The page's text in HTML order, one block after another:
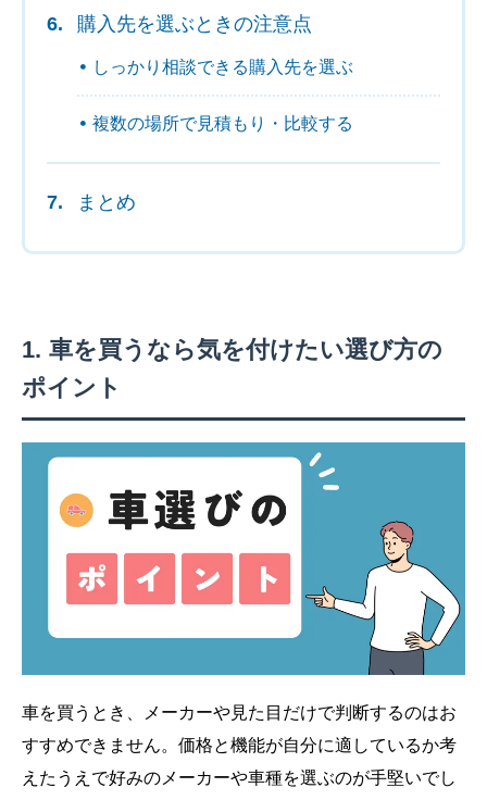
購入先を選ぶときの注意点
しっかり相談できる購入先を選ぶ
複数の場所で見積もり・比較する
まとめ
車を買うなら気を付けたい選び方の
ポイント
車を買うとき、メーカーや見た目だけで判断するのはお
すすめできません。価格と機能が自分に適しているか考
えたうえで好みのメーカーや車種を選ぶのが手堅いでし